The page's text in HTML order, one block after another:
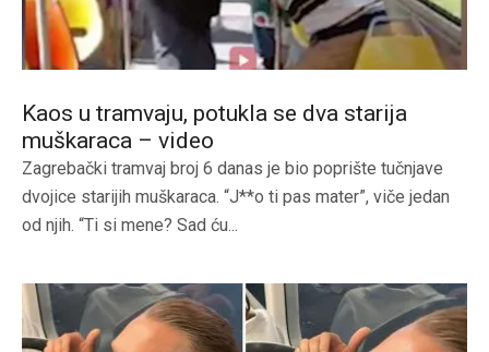
Kaos u tramvaju, potukla se dva starija
muškaraca – video
Zagrebački tramvaj broj 6 danas je bio poprište tučnjave
dvojice starijih muškaraca. “J**o ti pas mater”, viče jedan
od njih. “Ti si mene? Sad ću...